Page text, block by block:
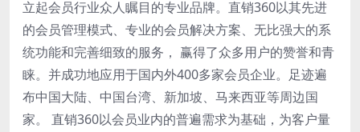
立起会员行业众人瞩目的专业品牌。直销360以其先进
的会员管理模式、专业的会员解决方案、无比强大的系
统功能和完善细致的服务， 赢得了众多用户的赞誉和青
睐。并成功地应用于国内外400多家会员企业。足迹遍
布中国大陆、中国台湾、新加坡、马来西亚等周边国
家。 直销360以会员业内的普遍需求为基础，为客户量